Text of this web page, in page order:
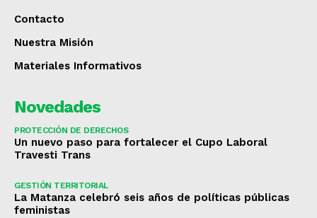
Contacto
Nuestra Misión
Materiales Informativos
Novedades
PROTECCIÓN DE DERECHOS
Un nuevo paso para fortalecer el Cupo Laboral
Travesti Trans
GESTIÓN TERRITORIAL
La Matanza celebró seis años de políticas públicas
feministas